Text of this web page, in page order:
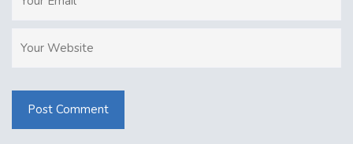
Post Comment